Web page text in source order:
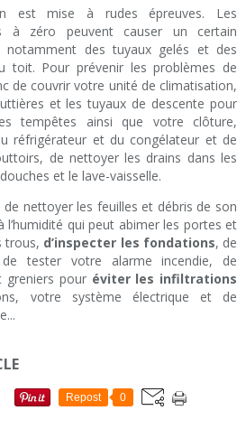
est mise à rudes épreuves. Les
à zéro peuvent causer un certain
notamment des tuyaux gelés et des
toit. Pour prévenir les problèmes de
de couvrir votre unité de climatisation,
et les tuyaux de descente pour
tempêtes ainsi que votre clôture,
réfrigérateur et du congélateur et de
de nettoyer les drains dans les
et le lave-vaisselle.
nettoyer les feuilles et débris de son
qui peut abimer les portes et
trous, d’inspecter les fondations, de
tester votre alarme incendie, de
greniers pour éviter les infiltrations
votre système électrique et de
Repost 0